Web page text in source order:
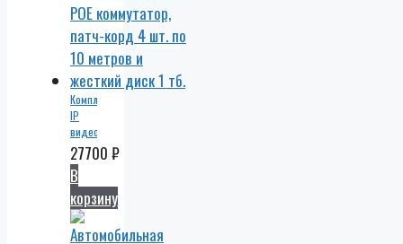
Комплект
IP
видеонаблюдения
4
уличные
IP
камеры
4 мп.
POE,
27700 ₽
В
корзину